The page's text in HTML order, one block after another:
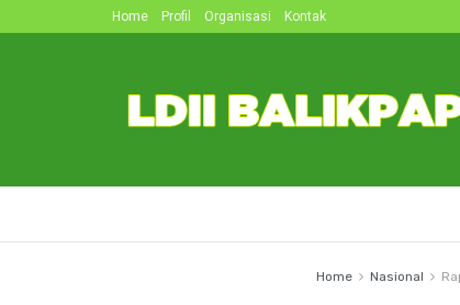
Home Profil Organisasi Kontak
Home Nasional